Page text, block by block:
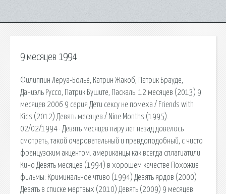
9 месяцев 1994
Филиппин Леруа-Больё, Катрин Жакоб, Патрик Брауде,
Даниэль Руссо, Патрик Бушите, Паскаль. 12 месяцев (2013) 9
месяцев 2006 9 серия Дети сексу не помеха / Friends with
Kids (2012) Девять месяцев / Nine Months (1995).
02/02/1994 · Девять месяцев пару лет назад довелось
смотреть, такой очаровательный и правдоподобный, с чисто
французским акцентом. американцы как всегда сплагиатили
Кино Девять месяцев (1994) в хорошем качестве Похожие
фильмы: Криминальное чтиво (1994) Девять ярдов (2000)
Девять в списке мертвых (2010) Девять (2009) 9 месяцев